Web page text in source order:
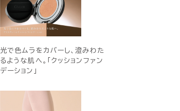
光で色ムラをカバーし、澄みわた
るような肌へ。「クッションファン
デーション」